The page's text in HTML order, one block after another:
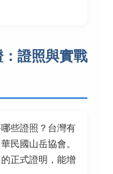
證照與實戰
些證照？台灣有
民國山岳協會。
正式證明，能增